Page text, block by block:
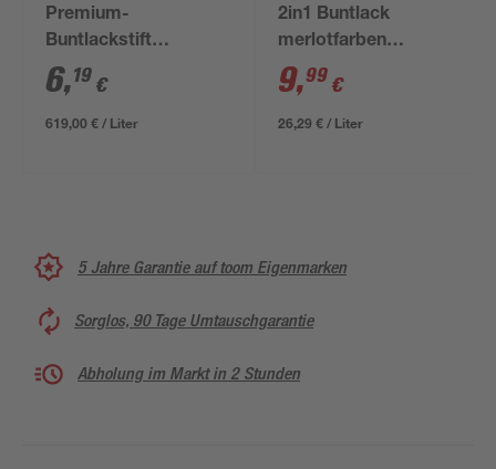
Premium-
Buntlackstift
enzianblau glänzend
12 ml
6,19 €
619,00 € / Liter
2in1 Buntlack
merlotfarben
glänzend 375 ml
9,99 €
26,29 € / Liter
5 Jahre Garantie auf toom Eigenmarken
Sorglos, 90 Tage Umtauschgarantie
Abholung im Markt in 2 Stunden